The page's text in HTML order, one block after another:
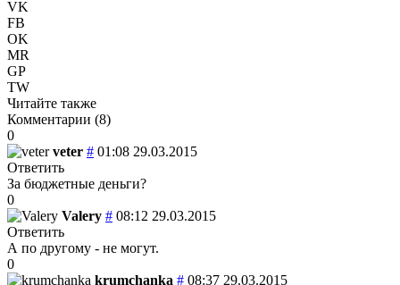
VK
FB
OK
MR
GP
TW
Читайте также
Комментарии (8)
0
veter # 01:08 29.03.2015
Ответить
За бюджетные деньги?
0
Valery # 08:12 29.03.2015
Ответить
А по другому - не могут.
0
krumchanka # 08:37 29.03.2015